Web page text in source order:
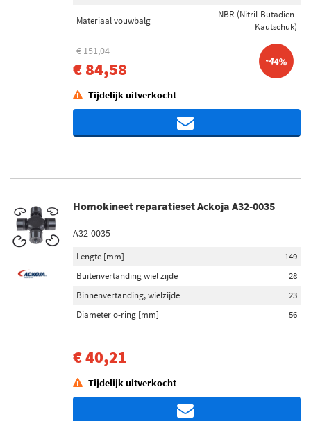
Materiaal vouwbalg
NBR (Nitril-Butadien-
Kautschuk)
€ 151,04
€ 84,58 -44%
Tijdelijk uitverkocht
Homokineet reparatieset Ackoja A32-0035
A32-0035
Lengte [mm]
149
Buitenvertanding wiel zijde
28
Binnenvertanding, wielzijde
23
Diameter o-ring [mm]
56
€ 40,21
Tijdelijk uitverkocht